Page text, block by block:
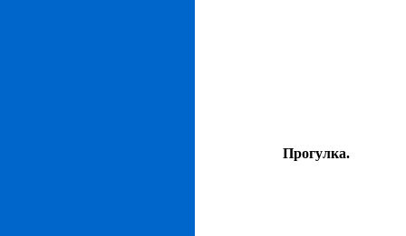
Прогулка.